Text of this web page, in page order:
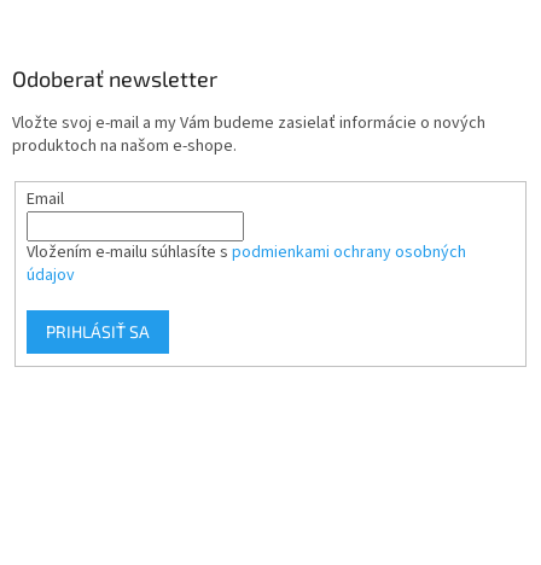
Odoberať newsletter
Vložte svoj e-mail a my Vám budeme zasielať informácie o nových
produktoch na našom e-shope.
Email
Vložením e-mailu súhlasíte s podmienkami ochrany osobných
údajov
PRIHLÁSIŤ SA